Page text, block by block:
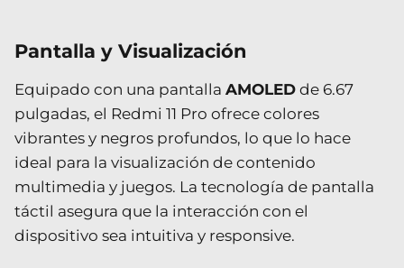
Pantalla y Visualización
Equipado con una pantalla AMOLED de 6.67
pulgadas, el Redmi 11 Pro ofrece colores
vibrantes y negros profundos, lo que lo hace
ideal para la visualización de contenido
multimedia y juegos. La tecnología de pantalla
táctil asegura que la interacción con el
dispositivo sea intuitiva y responsive.